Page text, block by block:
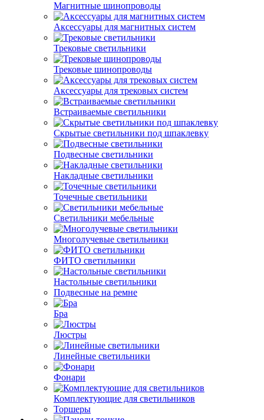
Магнитные шинопроводы
Аксессуары для магнитных систем
Трековые светильники
Трековые шинопроводы
Аксессуары для трековых систем
Встраиваемые светильники
Скрытые светильники под шпаклевку
Подвесные светильники
Накладные светильники
Точечные светильники
Светильники мебельные
Многолучевые светильники
ФИТО светильники
Настольные светильники
Подвесные на ремне
Бра
Люстры
Линейные светильники
Фонари
Комплектующие для светильников
Торшеры